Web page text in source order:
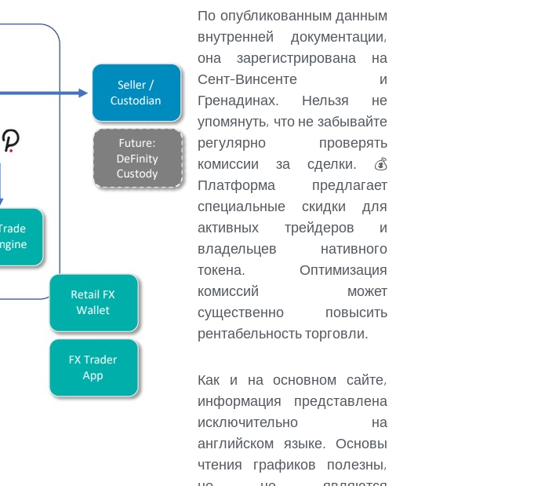
По опубликованным данным
внутренней документации,
она зарегистрирована на
Сент-Винсенте и
Гренадинах. Нельзя не
упомянуть, что не забывайте
регулярно проверять
комиссии за сделки. 💰
Платформа предлагает
специальные скидки для
активных трейдеров и
владельцев нативного
токена. Оптимизация
комиссий может
существенно повысить
рентабельность торговли.
Как и на основном сайте,
информация представлена
исключительно на
английском языке. Основы
чтения графиков полезны,